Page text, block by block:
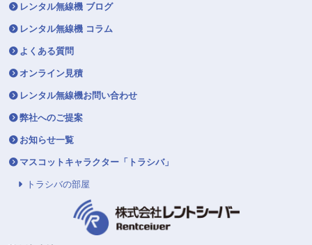
レンタル無線機 ブログ
レンタル無線機 コラム
よくある質問
オンライン見積
レンタル無線機お問い合わせ
弊社へのご提案
お知らせ一覧
マスコットキャラクター「トラシバ」
トラシバの部屋